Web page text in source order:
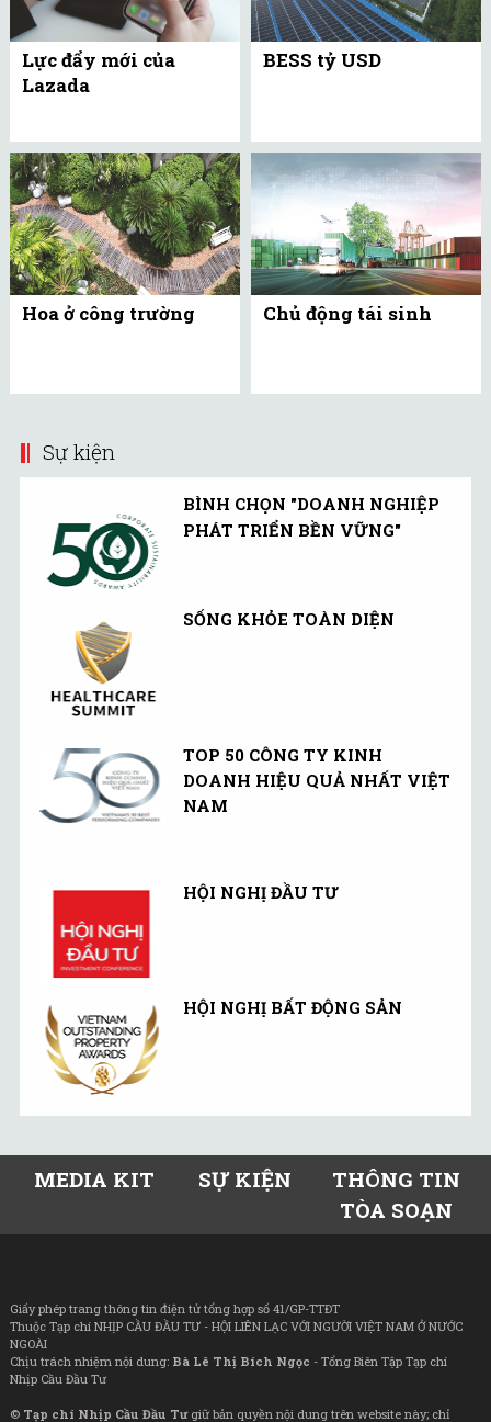
Lực đẩy mới của
Lazada
BESS tỷ USD
Hoa ở công trường Chủ động tái sinh
Sự kiện
BÌNH CHỌN "DOANH NGHIỆP
PHÁT TRIỂN BỀN VỮNG"
SỐNG KHỎE TOÀN DIỆN
TOP 50 CÔNG TY KINH
DOANH HIỆU QUẢ NHẤT VIỆT
NAM
HỘI NGHỊ ĐẦU TƯ
HỘI NGHỊ BẤT ĐỘNG SẢN
MEDIA KIT SỰ KIỆN
THÔNG TIN
TÒA SOẠN
Giấy phép trang thông tin điện tử tổng hợp số 41/GP-TTĐT
Thuộc Tạp chí NHỊP CẦU ĐẦU TƯ - HỘI LIÊN LẠC VỚI NGƯỜI VIỆT NAM Ở NƯỚC
NGOÀI
Chịu trách nhiệm nội dung: Bà Lê Thị Bích Ngọc - Tổng Biên Tập Tạp chí
Nhịp Cầu Đầu Tư
© Tạp chí Nhịp Cầu Đầu Tưgiữ bản quyền nội dung trên website này; chỉ